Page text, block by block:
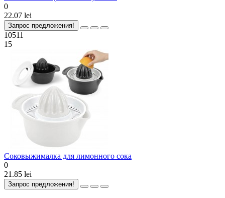
0
22.07 lei
Запрос предложения!
10511
15
Соковыжималка для лимонного сока
0
21.85 lei
Запрос предложения!